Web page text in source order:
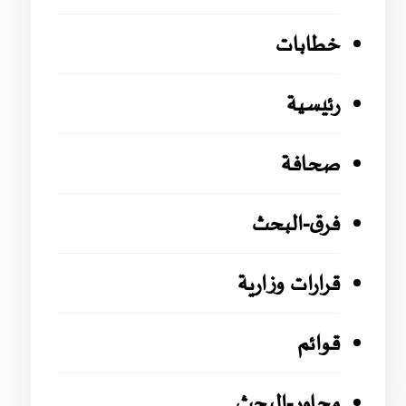
خطابات
رئيسية
صحافة
فرق-البحث
قرارات وزارية
قوائم